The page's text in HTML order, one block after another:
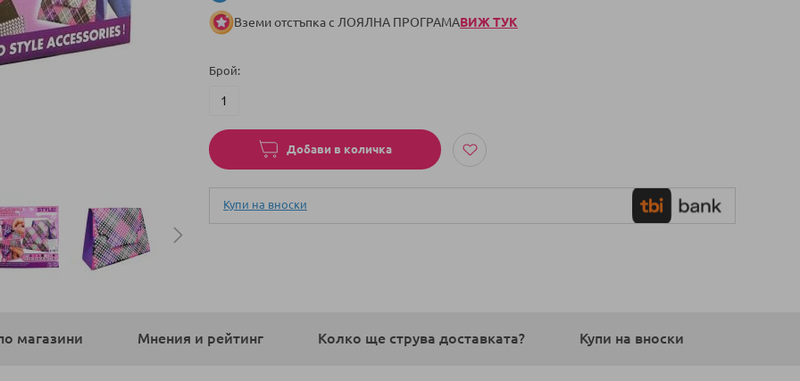
Вземи отстъпка с ЛОЯЛНА ПРОГРАМАВИЖ ТУК
Брой
Добави в количка
Купи на вноски
магазини Мнения и рейтинг Колко ще струва доставката? Купи на вноски